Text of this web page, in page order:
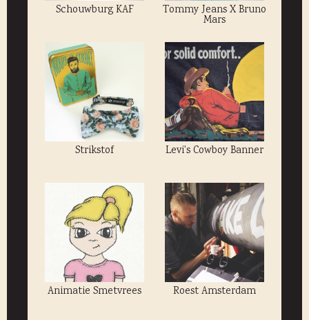
Schouwburg KAF Tommy Jeans X Bruno
Mars
Strikstof Levi's Cowboy Banner
Animatie Smetvrees Roest Amsterdam